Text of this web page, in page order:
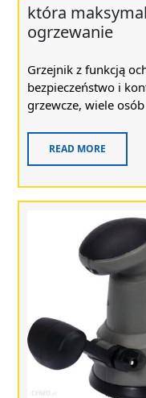
która
ogrzewanie
Grzejnik z funkcją
bezpieczeństwo i
grzewcze, wiele
READ MORE